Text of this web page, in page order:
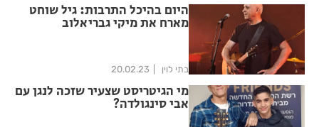
היום בהיכל התרבות: גיל שוחט
מארח את מיקי גבריאלוב
בתי לוין 20.02.23
מי הגיטריסט שצעיר שזכה לנגן עם
אבי סינגולדה?